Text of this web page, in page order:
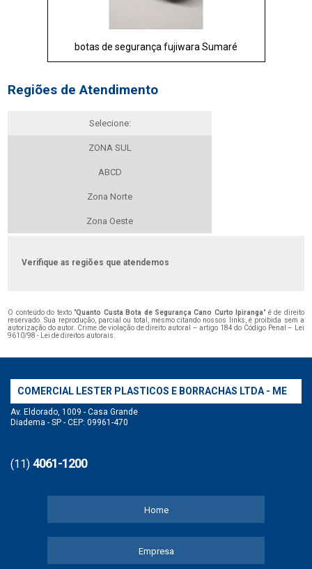
botas de segurança fujiwara Sumaré
Regiões de Atendimento
Selecione:
ZONA SUL
ABCD
Zona Norte
Zona Oeste
Verifique as regiões que atendemos
O conteúdo do texto "Quanto Custa Bota de Segurança Cano Curto Ipiranga" é de direito
reservado. Sua reprodução, parcial ou total, mesmo citando nossos links, é proibida sem a
autorização do autor. Crime de violação de direito autoral – artigo 184 do Código Penal –
Lei
9610/98 - Lei de direitos autorais
COMERCIAL LESTER PLASTICOS E BORRACHAS LTDA - ME
Av. Eldorado, 1009 - Casa Grande
Diadema - SP - CEP: 09961-470
(11) 4061-1200
Home
Empresa